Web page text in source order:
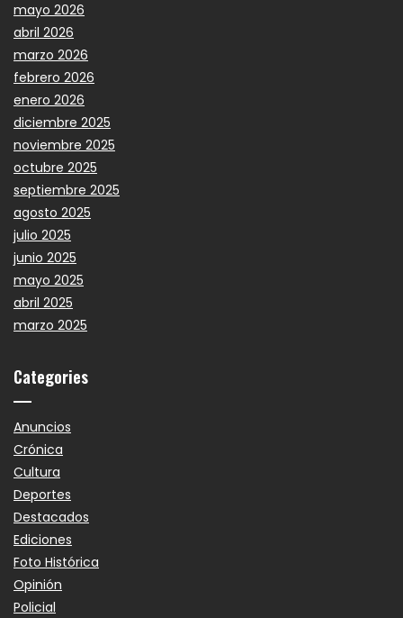
mayo 2026
abril 2026
marzo 2026
febrero 2026
enero 2026
diciembre 2025
noviembre 2025
octubre 2025
septiembre 2025
agosto 2025
julio 2025
junio 2025
mayo 2025
abril 2025
marzo 2025
Categories
Anuncios
Crónica
Cultura
Deportes
Destacados
Ediciones
Foto Histórica
Opinión
Policial